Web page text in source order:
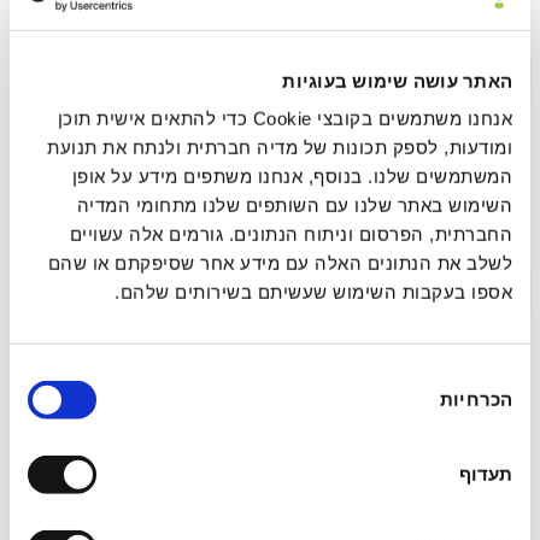
האתר עושה שימוש בעוגיות
אנחנו משתמשים בקובצי Cookie כדי להתאים אישית תוכן
ומודעות, לספק תכונות של מדיה חברתית ולנתח את תנועת
המשתמשים שלנו. בנוסף, אנחנו משתפים מידע על אופן
השימוש באתר שלנו עם השותפים שלנו מתחומי המדיה
החברתית, הפרסום וניתוח הנתונים. גורמים אלה עשויים
לשלב את הנתונים האלה עם מידע אחר שסיפקתם או שהם
אספו בעקבות השימוש שעשיתם בשירותים שלהם.
הסכמה
הכרחיות
תעדוף
נוירו־אינטגרטיבית
תקציר >
עיבוד ושחרור רגשי מהיר (FEEL): מסגרת סומטית
להשלמת מעגל הסטרס בפחד הקשור לטראומה
תקציר >
ההשפעה המיטיבה של חוויות פסיכדליות אקוטיות
על רגש ומיינדפולנס בחיי היומיום בשלב